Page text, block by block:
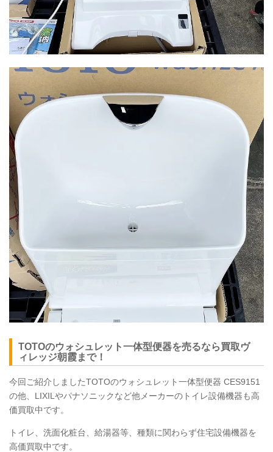
TOTOのウォシュレット一体型便器を売るなら買取ヴ
ィレッジ朝霞まで！
今回ご紹介しましたTOTOのウォシュレット一体型便器 CES9151
の他、LIXILやパナソニックなど他メーカーのトイレ設備機器も高
価買取中です。
トイレ、洗面化粧台、給湯器等、種類に関わらず住宅設備機器を
高価買取中です。